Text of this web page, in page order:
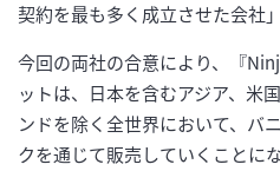
契約を最も多く成立させた会社
今回の両社の合意により、『
ットは、日本を含むアジア、米
ンドを除く全世界において、バ
クを通じて販売していくことに